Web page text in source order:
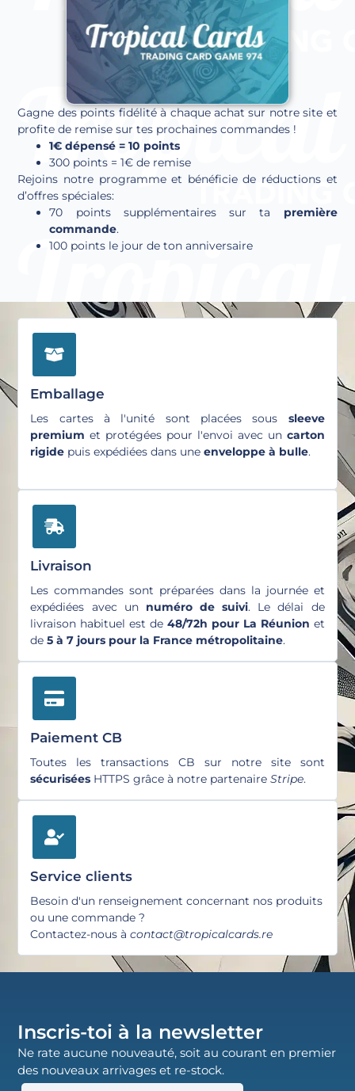
Gagne des points fidélité à chaque achat sur notre site et
profite de remise sur tes prochaines commandes !
1€ dépensé = 10 points
300 points = 1€ de remise
Rejoins notre programme et bénéficie de réductions et
d’offres spéciales:
70 points supplémentaires sur ta première
commande.
100 points le jour de ton anniversaire
Emballage
Les cartes à l'unité sont placées sous sleeve
premium et protégées pour l'envoi avec un carton
rigide puis expédiées dans uneenveloppe à bulle.
Livraison
Les commandes sont préparées dans la journée et
expédiées avec un numéro de suivi. Le délai de
livraison habituel est de 48/72h pour La Réunion et
de5 à 7 jours pour la France métropolitaine.
Paiement CB
Toutes les transactions CB sur notre site sont
sécurisées HTTPS grâce à notre partenaireStripe.
Service clients
Besoin d'un renseignement concernant nos produits
ou une commande ?
Contactez-nous àcontact@tropicalcards.re
Inscris-toi à la newsletter
Ne rate aucune nouveauté, soit au courant en premier
des nouveaux arrivages et re-stock.